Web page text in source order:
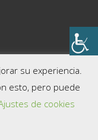
su experiencia.
esto, pero puede
de cookies